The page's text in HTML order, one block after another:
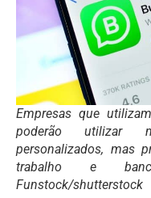
Empresas que
poderão utilizar
personalizados, mas
trabalho e
Funstock/shutterstock